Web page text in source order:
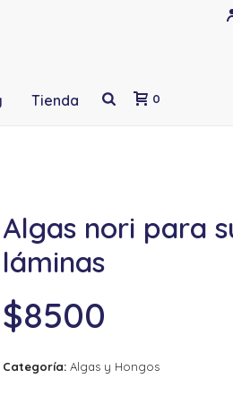
Tienda 0
Algas nori para
láminas
$8500
Categoría: Algas y Hongos